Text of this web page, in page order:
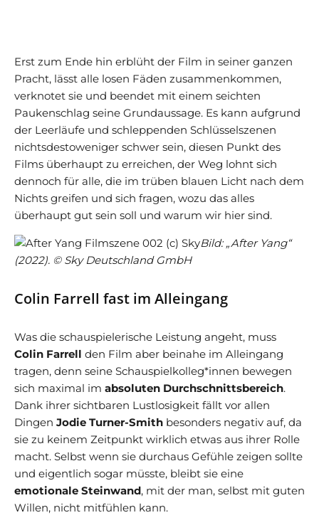
Erst zum Ende hin erblüht der Film in seiner ganzen
Pracht, lässt alle losen Fäden zusammenkommen,
verknotet sie und beendet mit einem seichten
Paukenschlag seine Grundaussage. Es kann aufgrund
der Leerläufe und schleppenden Schlüsselszenen
nichtsdestoweniger schwer sein, diesen Punkt des
Films überhaupt zu erreichen, der Weg lohnt sich
dennoch für alle, die im trüben blauen Licht nach dem
Nichts greifen und sich fragen, wozu das alles
überhaupt gut sein soll und warum wir hier sind.
Bild: „After Yang“
(2022). © Sky Deutschland GmbH
Colin Farrell fast im Alleingang
Was die schauspielerische Leistung angeht, muss
Colin Farrell den Film aber beinahe im Alleingang
tragen, denn seine Schauspielkolleg*innen bewegen
sich maximal im absoluten Durchschnittsbereich.
Dank ihrer sichtbaren Lustlosigkeit fällt vor allen
Dingen Jodie Turner-Smith besonders negativ auf, da
sie zu keinem Zeitpunkt wirklich etwas aus ihrer Rolle
macht. Selbst wenn sie durchaus Gefühle zeigen sollte
und eigentlich sogar müsste, bleibt sie eine
emotionale Steinwand, mit der man, selbst mit guten
Willen, nicht mitfühlen kann.